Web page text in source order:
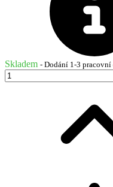
Skladem - Dodání 1-3 pracovní